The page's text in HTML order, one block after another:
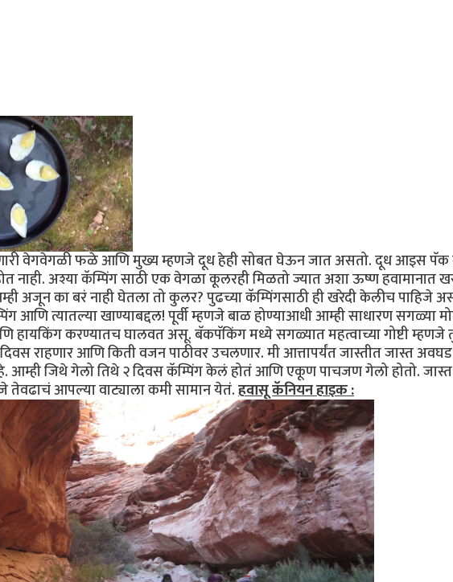
वेगवेगळी फळे आणि मुख्य म्हणजे दूध हेही सोबत घेऊन जात असतो. दूध आइस पॅक
नाही. अश्या कॅम्पिंग साठी एक वेगळा कूलरही मिळतो ज्यात अशा ऊष्ण हवामानात
अजून का बरं नाही घेतला तो कुलर? पुढच्या कॅम्पिंगसाठी ही खरेदी केलीच पाहिजे
आणि त्यातल्या खाण्याबद्दल! पूर्वी म्हणजे बाळ होण्याआधी आम्ही साधारण सगळ्या
करण्यातच घालवत असू. बॅकपॅकिंग मध्ये सगळ्यात महत्वाच्या गोष्टी म्हणजे
राहणार आणि किती वजन पाठीवर उचलणार. मी आत्तापर्यंत जास्तीत जास्त
आम्ही जिथे गेलो तिथे २ दिवस कॅम्पिंग केलं होतं आणि एकूण पाचजण गेलो होतो.
आपल्या वाट्याला कमी सामान येतं.हवासू कॅनियन हाइक :